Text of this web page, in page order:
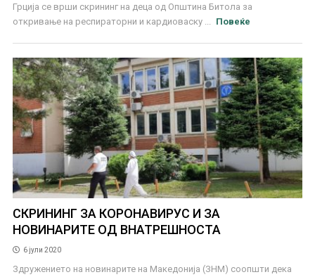
Грција се врши скрининг на деца од Општина Битола за
откривање на респираторни и кардиоваску ...
Повеќе
СКРИНИНГ ЗА КОРОНАВИРУС И ЗА
НОВИНАРИТЕ ОД ВНАТРЕШНОСТА
6 јули 2020
Здружението на новинарите на Македонија (ЗНМ) соопшти дека